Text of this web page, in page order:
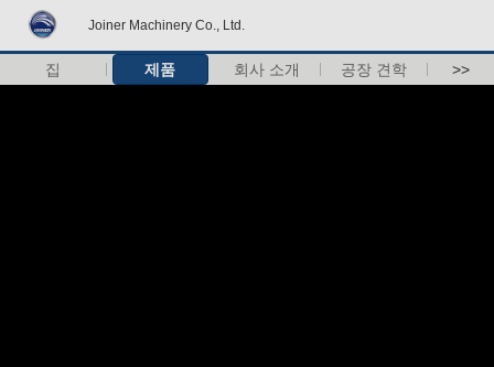
Joiner Machinery Co., Ltd.
집 제품 회사 소개 공장 견학 >>